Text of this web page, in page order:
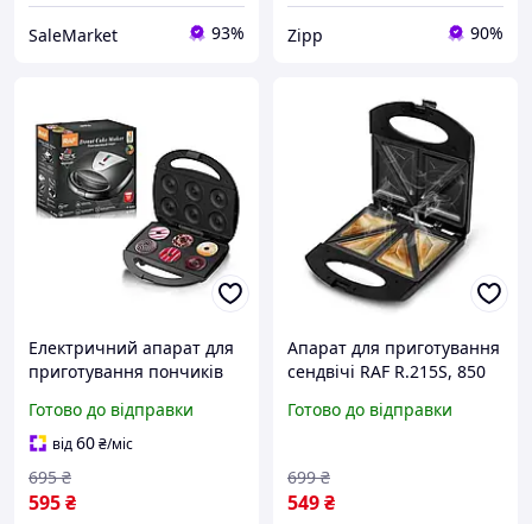
SaleMarket 93% Zipp 90%
Електричний апарат для
приготування пончиків
хлібопічка на 6 пончиків
Готово до відправки
від60₴/міс
595₴
695 ₴
Апарат для приготування
сендвічі RAF R.215S, 850
Готово до відправки
549₴
699 ₴